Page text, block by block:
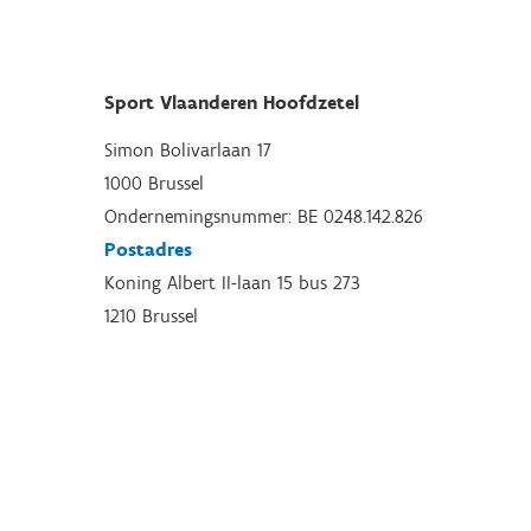
Sport Vlaanderen Hoofdzetel
Simon Bolivarlaan 17
1000 Brussel
Ondernemingsnummer: BE 0248.142.826
Postadres
Koning Albert II-laan 15 bus 273
1210 Brussel